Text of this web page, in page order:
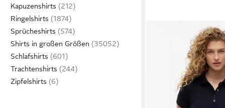
Kapuzenshirts
Ringelshirts
Sprücheshirts
Shirts in großen Größen
Schlafshirts
Trachtenshirts
Zipfelshirts
TOMMY HILFIGER
SLIM PIQUE POLO
mit Tommy Hilfiger
ab 63,99 € UVP79,90 €